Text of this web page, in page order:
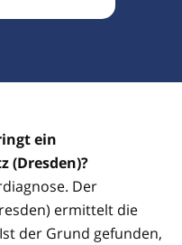
ein
(Dresden)?
Der
ermittelt die
der Grund gefunden,